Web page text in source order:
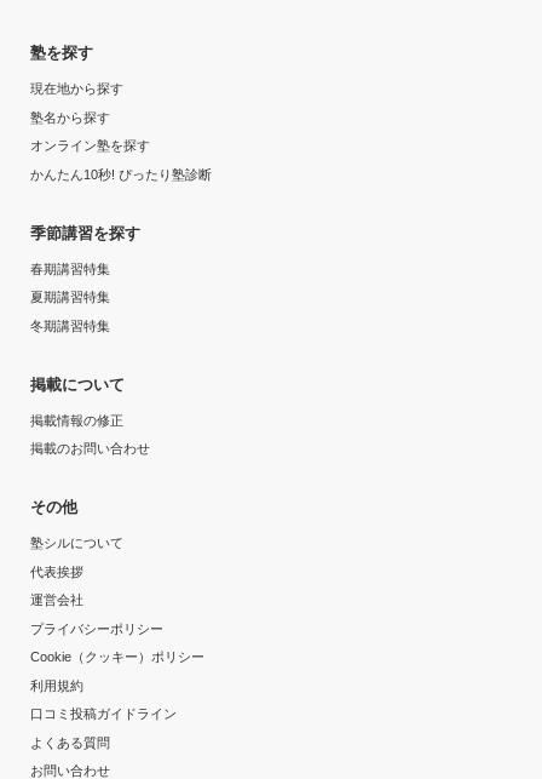
塾を探す
現在地から探す
塾名から探す
オンライン塾を探す
かんたん10秒! ぴったり塾診断
季節講習を探す
春期講習特集
夏期講習特集
冬期講習特集
掲載について
掲載情報の修正
掲載のお問い合わせ
その他
塾シルについて
代表挨拶
運営会社
プライバシーポリシー
Cookie（クッキー）ポリシー
利用規約
口コミ投稿ガイドライン
よくある質問
お問い合わせ